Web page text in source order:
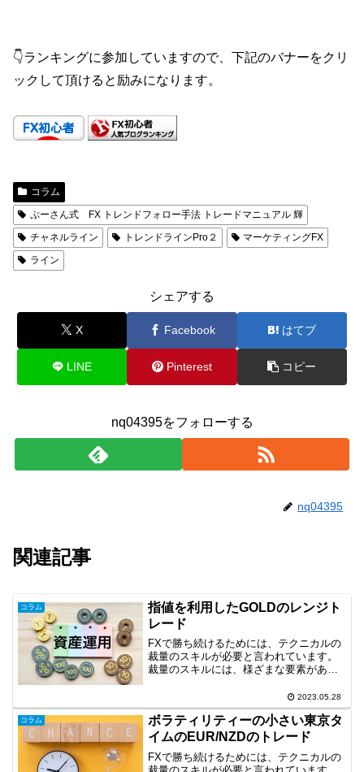
👇ランキングに参加していますので、下記のバナーをクリ
ックして頂けると励みになります。
コラム
ぷーさん式 FX トレンドフォロー手法 トレードマニュアル 輝
チャネルライン
トレンドラインPro２
マーケティングFX
ライン
シェアする
X Facebook はてブ
LINE Pinterest コピー
nq04395をフォローする
nq04395
関連記事
コラム
指値を利用したGOLDのレンジト
レード
FXで勝ち続けるためには、テクニカルの
裁量のスキルが必要と言われています。
裁量のスキルには、様ざまな要素があり
要な要素です。そこで、今回は、長期足
の環境認識、ライントレードを使用した
トレード事例を取り上げ...
2023.05.28
コラム
ボラティリティーの小さい東京タ
イムのEUR/NZDのトレード
FXで勝ち続けるためには、テクニカルの